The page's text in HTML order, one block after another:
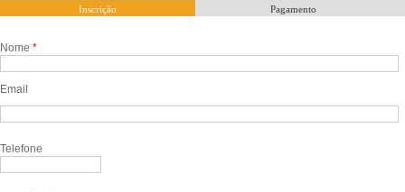
Inscrição Pagamento
Nome *
Email
Telefone